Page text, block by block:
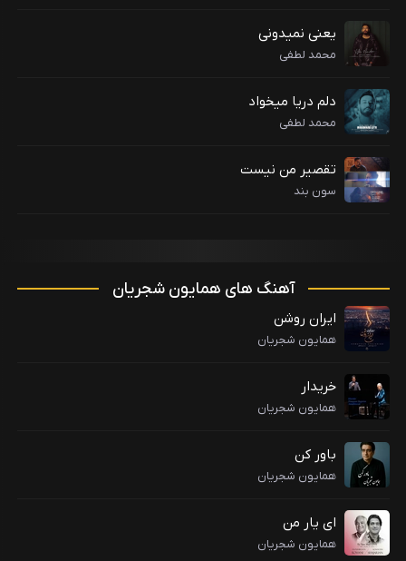
یعنی نمیدونی
محمد لطفی
دلم دریا میخواد
محمد لطفی
تقصیر من نیست
سون بند
آهنگ های همایون شجریان
ایران روشن
همایون شجریان
خریدار
همایون شجریان
باور کن
همایون شجریان
ای یار من
همایون شجریان